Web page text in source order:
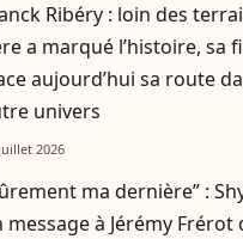
Ribéry : loin des
a marqué l’histoire, sa
aujourd’hui sa route
univers
2026
ma dernière” :
message à Jérémy Frérot